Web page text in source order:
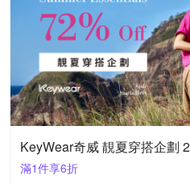
KeyWear奇威 靚夏穿搭企劃
滿1件享6折